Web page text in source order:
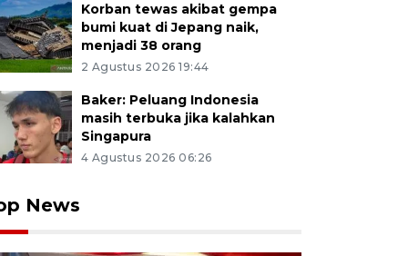
Korban tewas akibat gempa
bumi kuat di Jepang naik,
menjadi 38 orang
2 Agustus 2026 19:44
Baker: Peluang Indonesia
masih terbuka jika kalahkan
Singapura
4 Agustus 2026 06:26
News